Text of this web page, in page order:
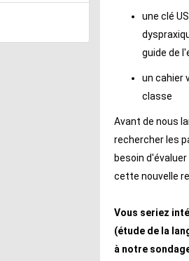
une clé
guide de
un cahier
classe
Avant de nous
rechercher les
besoin
cette nouvelle
Vous seriez
(étude de la
à notre